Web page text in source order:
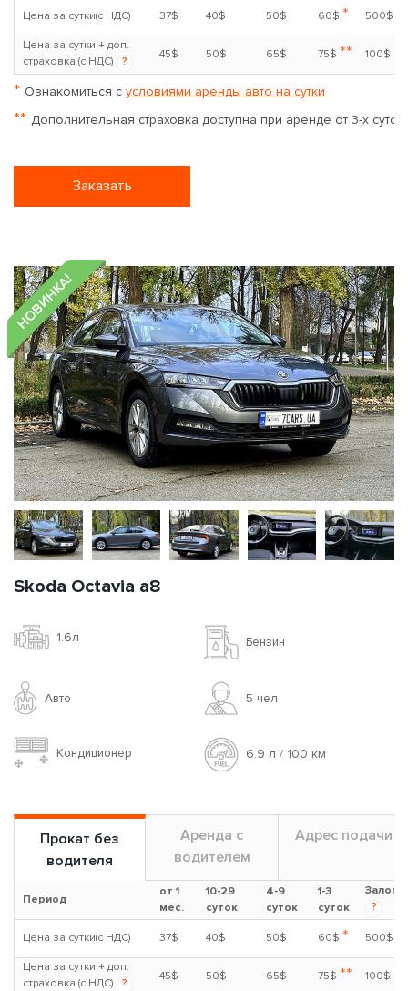
Цена за сутки(с НДС) 37$ 40$ 50$ 60$ * 500$
Цена за сутки + доп.
страховка (с НДС)
?
45$ 50$ 65$ 75$ ** 100$
* Ознакомиться с условиями аренды авто на сутки
** Дополнительная страховка доступна при аренде от 3-х суток
Заказать
НОВИНКА!
Skoda Octavia a8
1.6л Бензин
Авто 5 чел
Кондиционер 6.9 л / 100 км
Прокат без
водителя
Аренда с
водителем
Адрес подачи
Период
от 1
мес.
10-29
суток
4-9
суток
1-3
суток
Залог
?
Цена за сутки(с НДС) 37$ 40$ 50$ 60$ * 500$
Цена за сутки + доп.
страховка (с НДС)
?
45$ 50$ 65$ 75$ ** 100$